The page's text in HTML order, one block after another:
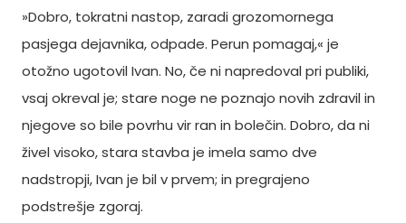
»Dobro, tokratni nastop, zaradi grozomornega
pasjega dejavnika, odpade. Perun pomagaj,« je
otožno ugotovil Ivan. No, če ni napredoval pri publiki,
vsaj okreval je; stare noge ne poznajo novih zdravil in
njegove so bile povrhu vir ran in bolečin. Dobro, da ni
živel visoko, stara stavba je imela samo dve
nadstropji, Ivan je bil v prvem; in pregrajeno
podstrešje zgoraj.